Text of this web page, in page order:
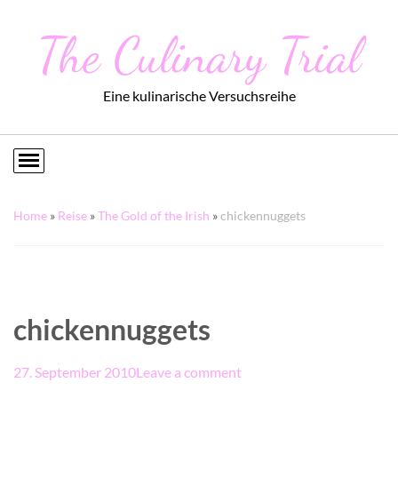
The Culinary Trial
Eine kulinarische Versuchsreihe
Home » Reise »The Gold of the Irish »chickennuggets
chickennuggets
27. September 2010Leave a comment